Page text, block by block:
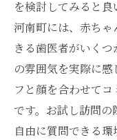
を検討してみると
河南町には、赤ち
きる歯医者がいく
の雰囲気を実際に
フと顔を合わせて
です。お試し訪問
自由に質問できる